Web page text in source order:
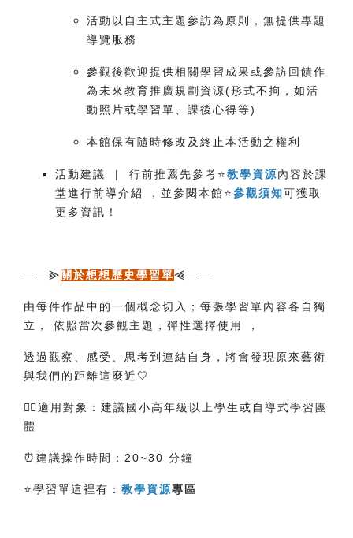
活動以自主式主題參訪為原則，無提供專題
導覽服務
參觀後歡迎提供相關學習成果或參訪回饋作
為未來教育推廣規劃資源(形式不拘，如活
動照片或學習單、課後心得等)
本館保有隨時修改及終止本活動之權利
活動建議 | 行前推薦先參考⭐教學資源內容於課
堂進行前導介紹 ，並參閱本館⭐參觀須知可獲取
更多資訊！
——⫸ 關於想想歷史學習單⫷——
由每件作品中的一個概念切入；每張學習單內容各自獨
立， 依照當次參觀主題，彈性選擇使用 ，
透過觀察、感受、思考到連結自身，將會發現原來藝術
與我們的距離這麼近🤍
🙋‍♀️適用對象：建議國小高年級以上學生或自導式學習團
體
⏰建議操作時間：20~30 分鐘
⭐學習單這裡有： 教學資源專區